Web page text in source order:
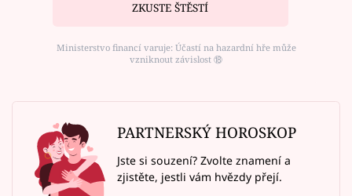
ZKUSTE ŠTĚSTÍ
Ministerstvo financí varuje: Účastí na hazardní hře může
vzniknout závislost ⑱
PARTNERSKÝ HOROSKOP
Jste si souzení? Zvolte znamení a
zjistěte, jestli vám hvězdy přejí.